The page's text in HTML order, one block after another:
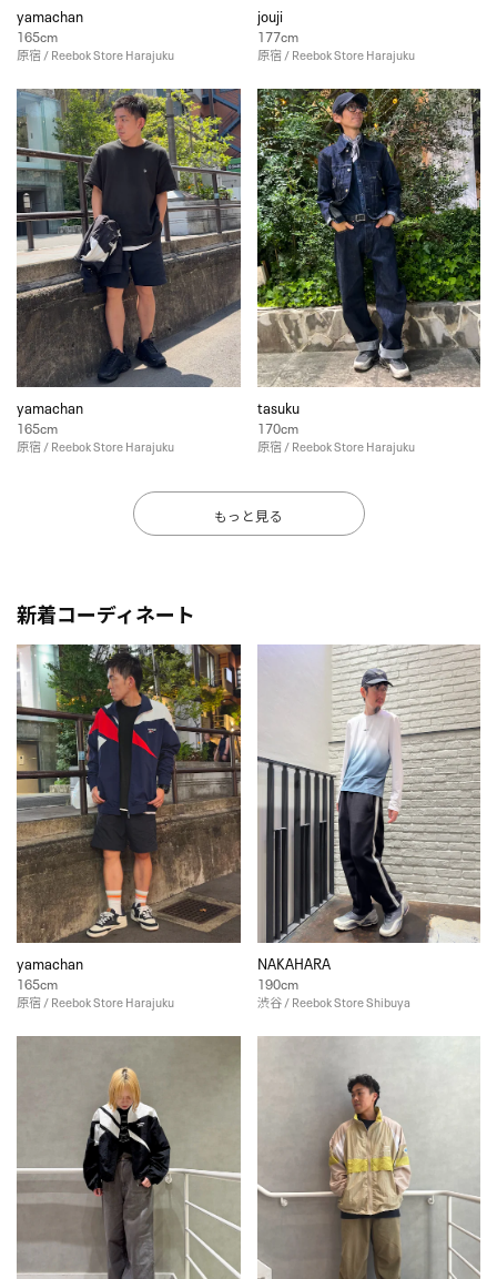
yamachan
165cm
原宿 / Reebok Store Harajuku
jouji
177cm
原宿 / Reebok Store Harajuku
yamachan
165cm
原宿 / Reebok Store Harajuku
tasuku
170cm
原宿 / Reebok Store Harajuku
もっと見る
新着コーディネート
yamachan
165cm
原宿 / Reebok Store Harajuku
NAKAHARA
190cm
渋谷 / Reebok Store Shibuya